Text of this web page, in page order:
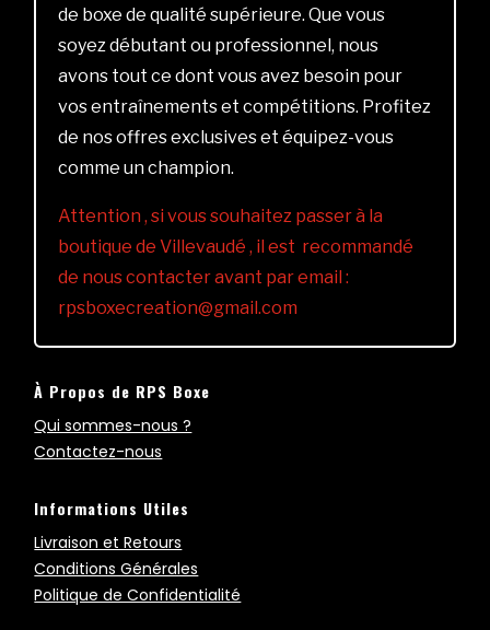
de boxe de qualité supérieure. Que vous
soyez débutant ou professionnel, nous
avons tout ce dont vous avez besoin pour
vos entraînements et compétitions. Profitez
de nos offres exclusives et équipez-vous
comme un champion.
Attention , si vous souhaitez passer à la
boutique de Villevaudé , il est recommandé
de nous contacter avant par email :
rpsboxecreation@gmail.com
À Propos de RPS Boxe
Qui sommes-nous ?
Contactez-nous
Informations Utiles
Livraison et Retours
Conditions Générales
Politique de Confidentialité